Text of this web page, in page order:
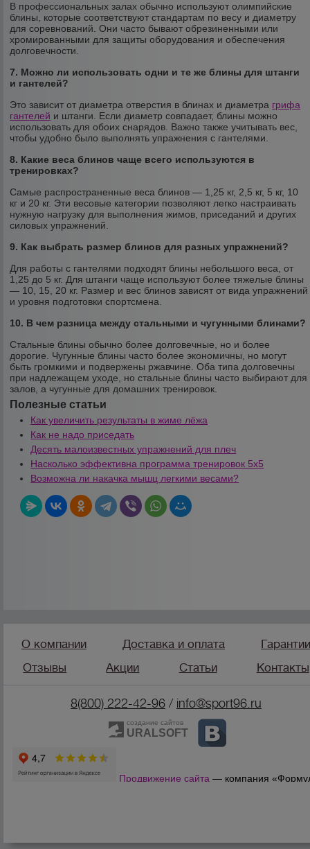
В профессиональных залах обычно используют олимпийские
блины, которые соответствуют стандартам по весу и диаметру
для соревнований. Они часто бывают обрезиненными или
хромированными для защиты оборудования и обеспечения
долговечности.
7. Можно ли использовать одни и те же блины для штанги
и гантелей?
Это зависит от диаметра отверстия в блинах и диаметра грифа
гантелей и штанги. Если диаметр совпадает, блины можно
использовать для обоих снарядов. Важно также учитывать вес,
чтобы удобно было выполнять упражнения с гантелями.
8. Какие веса блинов чаще всего используются в
тренировках?
Самые распространенные веса блинов — 1,25 кг, 2,5 кг, 5 кг, 10
кг и 20 кг. Эти весовые категории позволяют легко настраивать
нужную нагрузку для выполнения жимов, приседаний и других
силовых упражнений.
9. Как выбрать размер блинов для разных упражнений?
Для работы с гантелями подходят блины небольшого веса, от
1,25 до 5 кг. Для штанги чаще используют более тяжелые блины
— 10, 15, 20 кг. Размер и вес блинов зависят от вида упражнений
и уровня подготовки спортсмена.
10. В чем разница между стальными и чугунными блинами?
Стальные блины обычно более долговечные, но и более
дорогие. Чугунные блины часто более экономичны, но могут
быть громкими и подвержены ржавчине. Оба типа долговечны
при надлежащем уходе, но стальные блины часто выбирают для
залов, а чугунные для домашних тренировок.
Полезные статьи
Как увеличить результаты в жиме лёжа
Как не надо приседать
Десять малоизвестных упражнений для плеч
Насколько эффективна программа тренировок 5х5
Возможна ли накачка мышц легкими весами?
О компании Доставка и оплата
Отзывы
Акции Статьи Контакты
8(800) 222-42-96/ info@sport96.ru
создание сайтов
URALSOFT
Продвижение сайта — компания